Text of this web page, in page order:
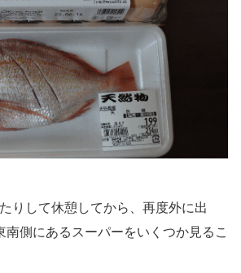
りして休憩してから、再度外に出
南側にあるスーパーをいくつか見るこ